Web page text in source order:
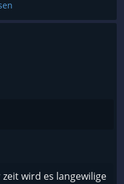
wird es langewilige